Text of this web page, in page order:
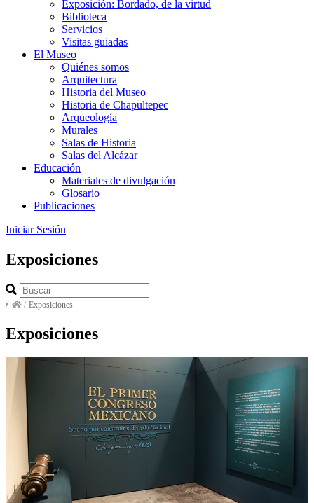
Exposición: Bordado, de la virtud
Biblioteca
Servicios
Visitas guiadas
El Museo
Quiénes somos
Arquitectura
Historia del Museo
Historia de Chapultepec
Arqueología
Murales
Salas de Historia
Salas del Alcázar
Educación
Materiales de divulgación
Glosario
Publicaciones
Iniciar Sesión
Exposiciones
/ Exposiciones
Exposiciones